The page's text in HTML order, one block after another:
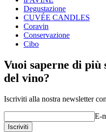
Stampa offset ad acqua.
nordico.
Stampa su carta
cm. Scegliete il vostro
Disponibile in due
preferito in questa pagina.
Degustazione
CUVÉE CANDLES
Coravin
Conservazione
Cibo
Vuoi saperne di più
del vino?
Iscriviti alla nostra newsletter
E-
Iscriviti